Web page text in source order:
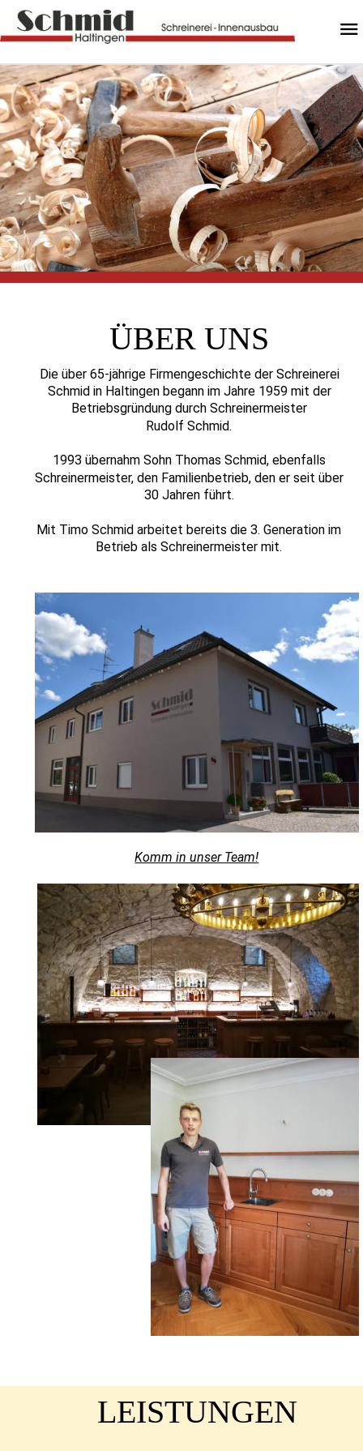
Die über 65-jährige Firmengeschichte der Schreinerei
Schmid in Haltingen begann im Jahre 1959 mit der
Betriebsgründung durch Schreinermeister
Rudolf Schmid.
1993 übernahm Sohn Thomas Schmid, ebenfalls
Schreinermeister, den Familienbetrieb, den er seit über
30 Jahren führt.
Mit Timo Schmid arbeitet bereits die 3. Generation im
Betrieb als Schreinermeister mit.
ÜBER UNS
LEISTUNGEN
Komm in unser Team!